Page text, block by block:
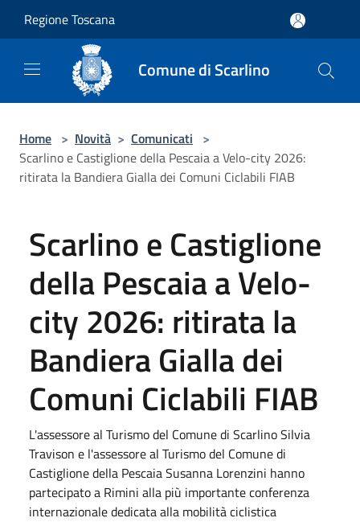
Regione Toscana
Comune di Scarlino
Home > Novità > Comunicati >
Scarlino e Castiglione della Pescaia a Velo-city 2026:
ritirata la Bandiera Gialla dei Comuni Ciclabili FIAB
Scarlino e Castiglione
della Pescaia a Velo-
city 2026: ritirata la
Bandiera Gialla dei
Comuni Ciclabili FIAB
L'assessore al Turismo del Comune di Scarlino Silvia
Travison e l'assessore al Turismo del Comune di
Castiglione della Pescaia Susanna Lorenzini hanno
partecipato a Rimini alla più importante conferenza
internazionale dedicata alla mobilità ciclistica